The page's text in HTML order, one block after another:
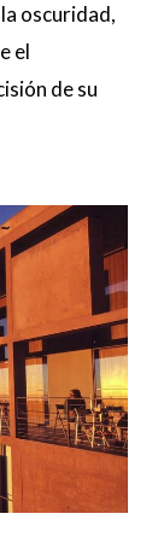
oscuridad,
el
de su